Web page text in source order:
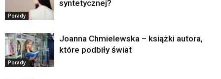
Porady
syntetycznej?
Porady
Joanna Chmielewska – książki autora,
które podbiły świat